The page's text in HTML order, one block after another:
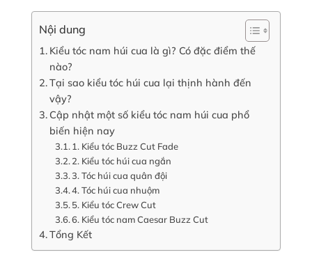
Nội dung
Kiểu tóc nam húi cua là gì? Có đặc điểm thế
nào?
Tại sao kiểu tóc húi cua lại thịnh hành đến
vậy?
Cập nhật một số kiểu tóc nam húi cua phổ
biến hiện nay
1. Kiểu tóc Buzz Cut Fade
2. Kiểu tóc húi cua ngắn
3. Tóc húi cua quân đội
4. Tóc húi cua nhuộm
5. Kiểu tóc Crew Cut
6. Kiểu tóc nam Caesar Buzz Cut
Tổng Kết